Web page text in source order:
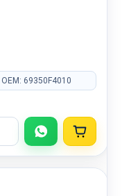
OEM: 69350F4010